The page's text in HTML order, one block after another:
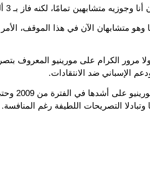
لكنه فاز بـ 3 ألقاب (بريميرليج) أما أنا فحققت اللقب 6 مرات”.
وهو متشابهان الآن في هذا الموقف،
مرور الكرام على مورينيو المعروف
الإسباني ضد الانتقادات.
التصريحات اللطيفة رغم المنافسة.